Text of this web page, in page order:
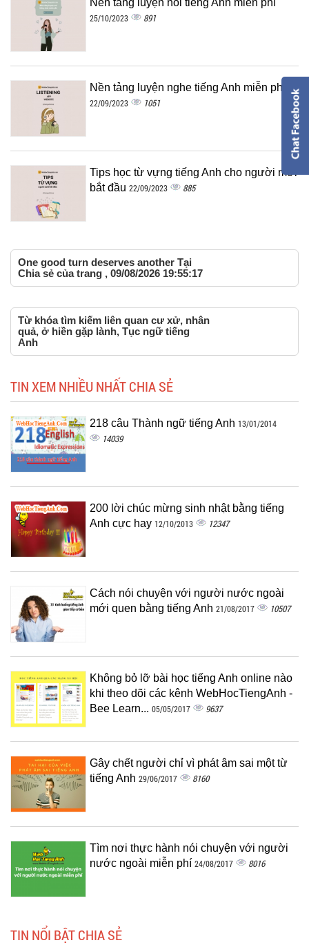
Nền tảng luyện nói tiếng Anh miễn phí
25/10/2023 891
Nền tảng luyện nghe tiếng Anh miễn phí
22/09/2023 1051
Tips học từ vựng tiếng Anh cho người mới
bắt đầu 22/09/2023 885
One good turn deserves another Tại
Chia sẻ của trang , 09/08/2026 19:55:17
Từ khóa tìm kiếm liên quan cư xử, nhân
quả, ở hiền gặp lành, Tục ngữ tiếng
Anh
TIN XEM NHIỀU NHẤT CHIA SẺ
218 câu Thành ngữ tiếng Anh 13/01/2014
14039
200 lời chúc mừng sinh nhật bằng tiếng
Anh cực hay 12/10/2013 12347
Cách nói chuyện với người nước ngoài
mới quen bằng tiếng Anh 21/08/2017 10507
Không bỏ lỡ bài học tiếng Anh online nào
khi theo dõi các kênh WebHocTiengAnh -
Bee Learn... 05/05/2017 9637
Gây chết người chỉ vì phát âm sai một từ
tiếng Anh 29/06/2017 8160
Tìm nơi thực hành nói chuyện với người
nước ngoài miễn phí 24/08/2017 8016
TIN NỔI BẬT CHIA SẺ